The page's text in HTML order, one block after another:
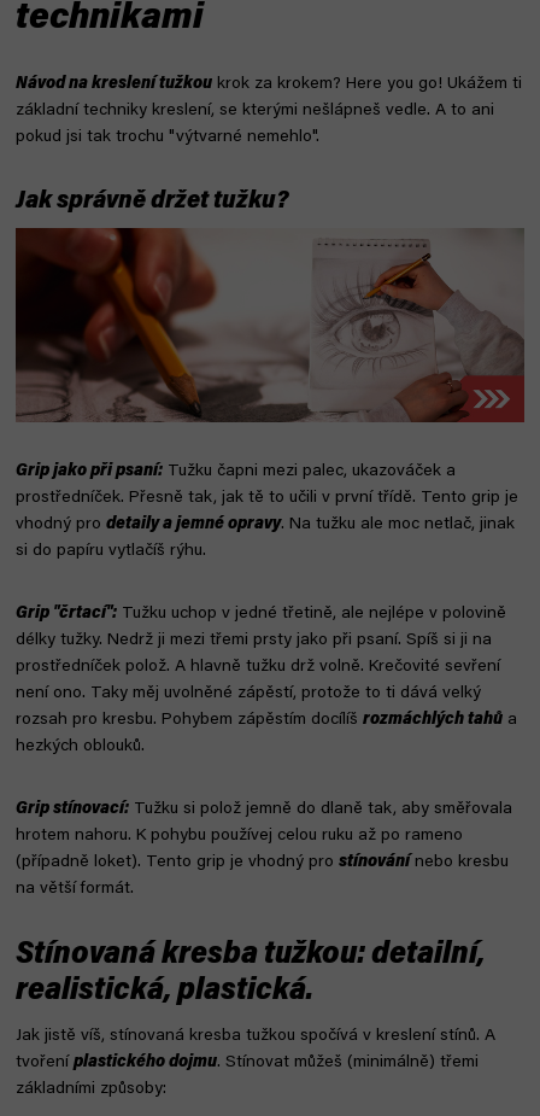
technikami
Návod na kreslení tužkou krok za krokem? Here you go! Ukážem ti
základní techniky kreslení, se kterými nešlápneš vedle. A to ani
pokud jsi tak trochu "výtvarné nemehlo".
Jak správně držet tužku?
Grip jako při psaní: Tužku čapni mezi palec, ukazováček a
prostředníček. Přesně tak, jak tě to učili v první třídě. Tento grip je
vhodný pro detaily a jemné opravy. Na tužku ale moc netlač, jinak
si do papíru vytlačíš rýhu.
Grip "črtací": Tužku uchop v jedné třetině, ale nejlépe v polovině
délky tužky. Nedrž ji mezi třemi prsty jako při psaní. Spíš si ji na
prostředníček polož. A hlavně tužku drž volně. Krečovité sevření
není ono. Taky měj uvolněné zápěstí, protože to ti dává velký
rozsah pro kresbu. Pohybem zápěstím docílíš rozmáchlých tahů a
hezkých oblouků.
Grip stínovací: Tužku si polož jemně do dlaně tak, aby směřovala
hrotem nahoru. K pohybu používej celou ruku až po rameno
(případně loket). Tento grip je vhodný pro stínování nebo kresbu
na větší formát.
Stínovaná kresba tužkou: detailní,
realistická, plastická.
Jak jistě víš, stínovaná kresba tužkou spočívá v kreslení stínů. A
tvoření plastického dojmu. Stínovat můžeš (minimálně) třemi
základními způsoby: